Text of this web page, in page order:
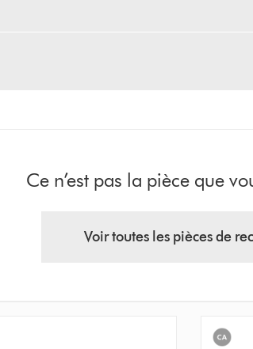
Ce n’est pas la pièce que
Voir toutes les pièces de